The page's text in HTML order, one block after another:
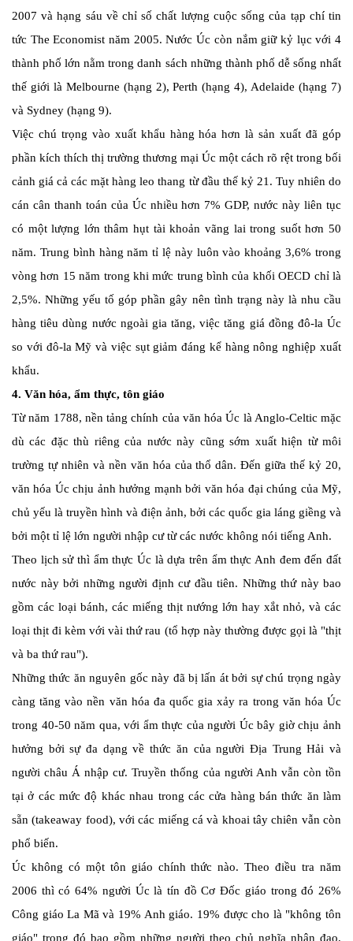
2007 và hạng sáu về chỉ số chất lượng cuộc sống của tạp chí tin
tức The Economist năm 2005. Nước Úc còn nắm giữ kỷ lục với 4
thành phố lớn nằm trong danh sách những thành phố dễ sống nhất
thế giới là Melbourne (hạng 2), Perth (hạng 4), Adelaide (hạng 7)
và Sydney (hạng 9).
Việc chú trọng vào xuất khẩu hàng hóa hơn là sản xuất đã góp
phần kích thích thị trường thương mại Úc một cách rõ rệt trong bối
cảnh giá cả các mặt hàng leo thang từ đầu thế kỷ 21. Tuy nhiên do
cán cân thanh toán của Úc nhiều hơn 7% GDP, nước này liên tục
có một lượng lớn thâm hụt tài khoản vãng lai trong suốt hơn 50
năm. Trung bình hàng năm tỉ lệ này luôn vào khoảng 3,6% trong
vòng hơn 15 năm trong khi mức trung bình của khối OECD chỉ là
2,5%. Những yếu tố góp phần gây nên tình trạng này là nhu cầu
hàng tiêu dùng nước ngoài gia tăng, việc tăng giá đồng đô-la Úc
so với đô-la Mỹ và việc sụt giảm đáng kể hàng nông nghiệp xuất
khẩu.
4. Văn hóa, ẩm thực, tôn giáo
Từ năm 1788, nền tảng chính của văn hóa Úc là Anglo-Celtic mặc
dù các đặc thù riêng của nước này cũng sớm xuất hiện từ môi
trường tự nhiên và nền văn hóa của thổ dân. Đến giữa thế kỷ 20,
văn hóa Úc chịu ảnh hưởng mạnh bởi văn hóa đại chúng của Mỹ,
chủ yếu là truyền hình và điện ảnh, bởi các quốc gia láng giềng và
bởi một tỉ lệ lớn người nhập cư từ các nước không nói tiếng Anh.
Theo lịch sử thì ẩm thực Úc là dựa trên ẩm thực Anh đem đến đất
nước này bởi những người định cư đầu tiên. Những thứ này bao
gồm các loại bánh, các miếng thịt nướng lớn hay xắt nhỏ, và các
loại thịt đi kèm với vài thứ rau (tổ hợp này thường được gọi là "thịt
và ba thứ rau").
Những thức ăn nguyên gốc này đã bị lấn át bởi sự chú trọng ngày
càng tăng vào nền văn hóa đa quốc gia xảy ra trong văn hóa Úc
trong 40-50 năm qua, với ẩm thực của người Úc bây giờ chịu ảnh
hưởng bởi sự đa dạng về thức ăn của người Địa Trung Hải và
người châu Á nhập cư. Truyền thống của người Anh vẫn còn tồn
tại ở các mức độ khác nhau trong các cửa hàng bán thức ăn làm
sẵn (takeaway food), với các miếng cá và khoai tây chiên vẫn còn
phổ biến.
Úc không có một tôn giáo chính thức nào. Theo điều tra năm
2006 thì có 64% người Úc là tín đồ Cơ Đốc giáo trong đó 26%
Công giáo La Mã và 19% Anh giáo. 19% được cho là "không tôn
giáo" trong đó bao gồm những người theo chủ nghĩa nhân đạo,